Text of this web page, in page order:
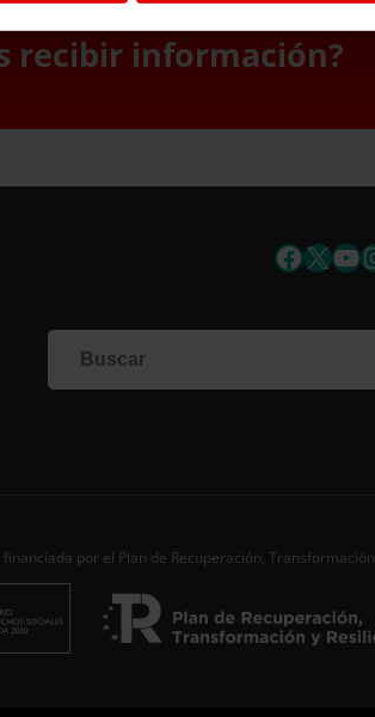
recibir información?
a la
X
financiada por el Plan de Recuperación,